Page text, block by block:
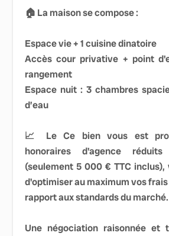
🏠 La maison se compose :
Espace vie + 1 cuisine dinatoire
Accès cour privative + point
rangement
Espace nuit : 3 chambres
d’eau
📈 Le Ce bien vous est
honoraires d'agence
(seulement 5 000 € TTC
d'optimiser au maximum vos
rapport aux standards du marché.
Une négociation raisonnée et